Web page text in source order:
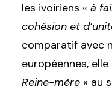
les ivoiriens « à
cohésion et
comparatif avec
européennes,
Reine-mère » au